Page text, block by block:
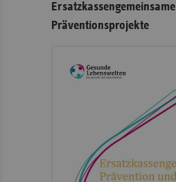
Ersatzkassengemeinsame
Präventionsprojekte